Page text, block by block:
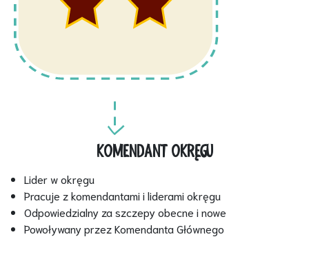
KOMENDANT OKRĘGU
Lider w okręgu
Pracuje z komendantami i liderami okręgu
Odpowiedzialny za szczepy obecne i nowe
Powoływany przez Komendanta Głównego